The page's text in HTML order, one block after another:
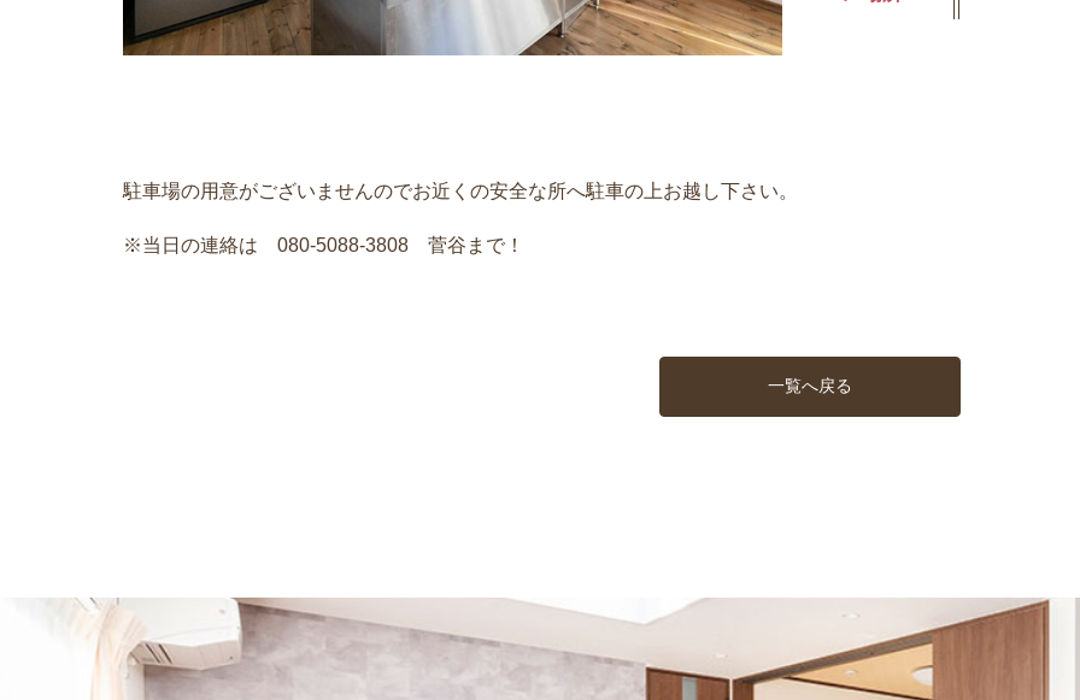
駐車場の用意がございませんのでお近くの安全な所へ駐車の上お越し下さい。
※当日の連絡は 080-5088-3808 菅谷まで！
一覧へ戻る